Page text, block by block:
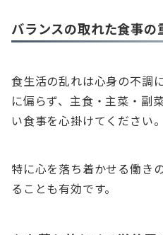
バランスの取れた食事の
食生活の乱れは心身の不調
に偏らず、主食・主菜・副
い食事を心掛けてください。
特に心を落ち着かせる働き
ることも有効です。